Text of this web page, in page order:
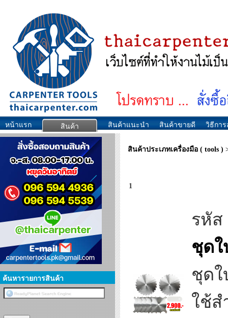
หน้าแรก สินค้า สินค้าแนะนำ สินค้าขายดี วิธีกา
ค้นหารายการสินค้า
สินค้าประเภทเครื่องมือ ( tools )
1
รหัส
ชุดใ
ชุดใ
ใช้ส